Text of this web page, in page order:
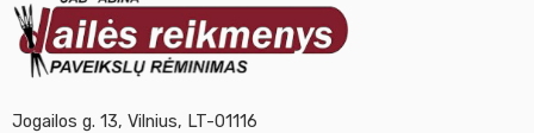
Jogailos g. 13, Vilnius, LT-01116